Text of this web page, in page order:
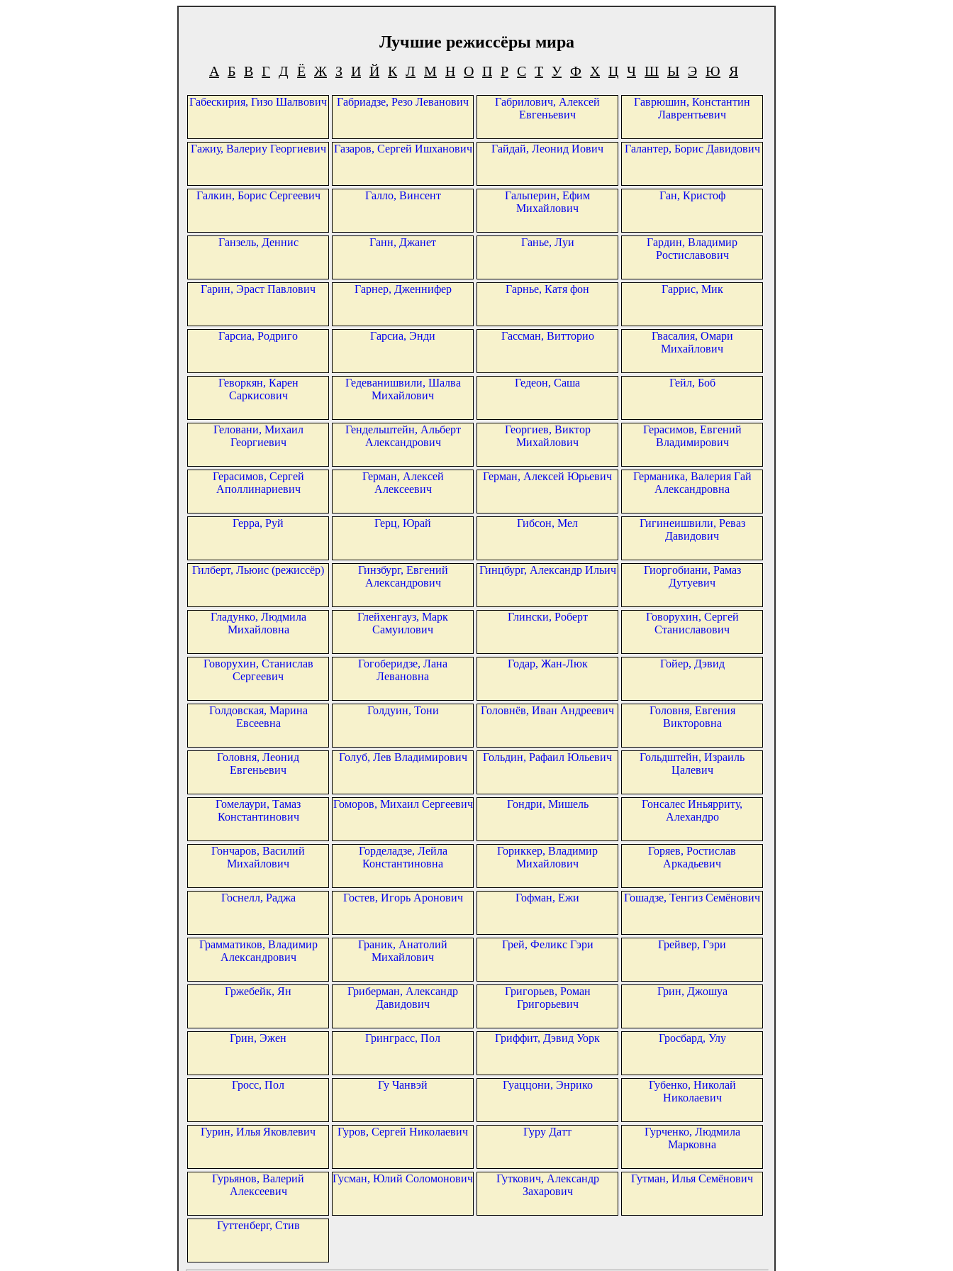
Лучшие режиссёры мира
А Б В Г Д Ё Ж З И Й К Л М Н О П Р С Т У Ф Х Ц Ч Ш Ы Э Ю Я
Габескирия, Гизо Шалвович Габриадзе, Резо Леванович
Габрилович, Алексей
Евгеньевич
Гаврюшин, Константин
Лаврентьевич
Гажиу, Валериу Георгиевич Газаров, Сергей Ишханович Гайдай, Леонид Иович Галантер, Борис Давидович
Галкин, Борис Сергеевич Галло, Винсент
Гальперин, Ефим
Михайлович
Ган, Кристоф
Ганзель, Деннис Ганн, Джанет Ганье, Луи
Гардин, Владимир
Ростиславович
Гарин, Эраст Павлович Гарнер, Дженнифер Гарнье, Катя фон Гаррис, Мик
Гарсиа, Родриго Гарсиа, Энди Гассман, Витторио
Гвасалия, Омари
Михайлович
Геворкян, Карен
Саркисович
Гедеванишвили, Шалва
Михайлович
Гедеон, Саша Гейл, Боб
Геловани, Михаил
Георгиевич
Гендельштейн, Альберт
Александрович
Георгиев, Виктор
Михайлович
Герасимов, Евгений
Владимирович
Герасимов, Сергей
Аполлинариевич
Герман, Алексей
Алексеевич
Герман, Алексей Юрьевич
Германика, Валерия Гай
Александровна
Герра, Руй Герц, Юрай Гибсон, Мел
Гигинеишвили, Реваз
Давидович
Гилберт, Льюис (режиссёр)
Гинзбург, Евгений
Александрович
Гинцбург, Александр Ильич
Гиоргобиани, Рамаз
Дутуевич
Гладунко, Людмила
Михайловна
Глейхенгауз, Марк
Самуилович
Глински, Роберт
Говорухин, Сергей
Станиславович
Говорухин, Станислав
Сергеевич
Гогоберидзе, Лана
Левановна
Годар, Жан-Люк Гойер, Дэвид
Голдовская, Марина
Евсеевна
Голдуин, Тони Головнёв, Иван Андреевич
Головня, Евгения
Викторовна
Головня, Леонид
Евгеньевич
Голуб, Лев Владимирович Гольдин, Рафаил Юльевич
Гольдштейн, Израиль
Цалевич
Гомелаури, Тамаз
Константинович
Гоморов, Михаил Сергеевич Гондри, Мишель
Гонсалес Иньярриту,
Алехандро
Гончаров, Василий
Михайлович
Горделадзе, Лейла
Константиновна
Гориккер, Владимир
Михайлович
Горяев, Ростислав
Аркадьевич
Госнелл, Раджа Гостев, Игорь Аронович Гофман, Ежи Гошадзе, Тенгиз Семёнович
Грамматиков, Владимир
Александрович
Граник, Анатолий
Михайлович
Грей, Феликс Гэри Грейвер, Гэри
Гржебейк, Ян
Гриберман, Александр
Давидович
Григорьев, Роман
Григорьевич
Грин, Джошуа
Грин, Эжен Гринграсс, Пол Гриффит, Дэвид Уорк Гросбард, Улу
Гросс, Пол Гу Чанвэй Гуаццони, Энрико
Губенко, Николай
Николаевич
Гурин, Илья Яковлевич Гуров, Сергей Николаевич Гуру Датт
Гурченко, Людмила
Марковна
Гурьянов, Валерий
Алексеевич
Гусман, Юлий Соломонович
Гуткович, Александр
Захарович
Гутман, Илья Семёнович
Гуттенберг, Стив